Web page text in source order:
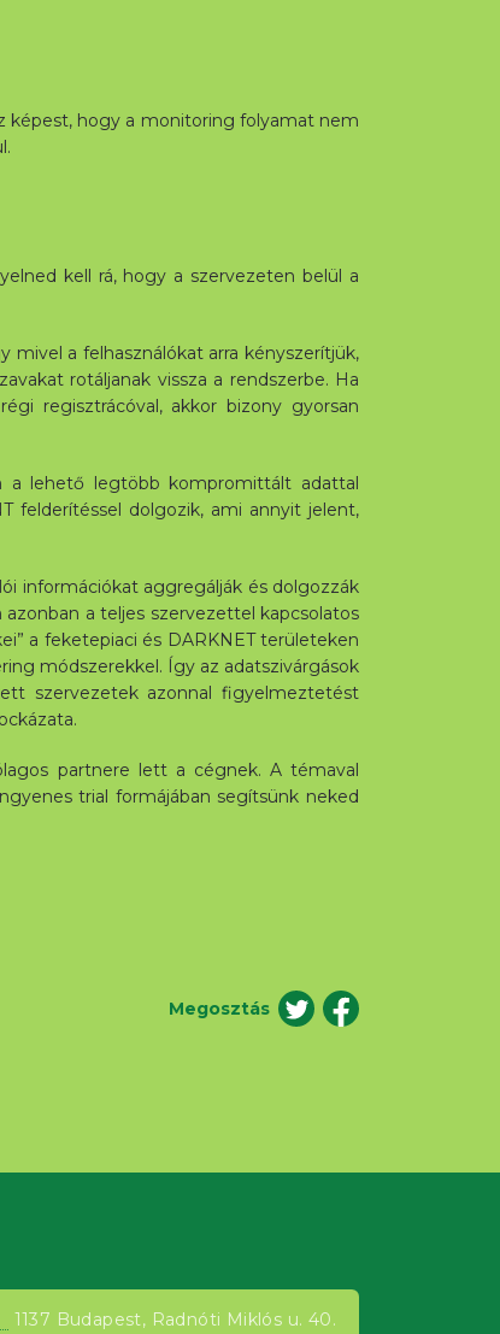
képest, hogy a monitoring folyamat nem
kell rá, hogy a szervezeten belül a
mivel a felhasználókat arra kényszerítjük,
rotáljanak vissza a rendszerbe. Ha
regisztrácóval, akkor bizony gyorsan
a lehető legtöbb kompromittált adattal
felderítéssel dolgozik, ami annyit jelent,
információkat aggregálják és dolgozzák
a teljes szervezettel kapcsolatos
a feketepiaci és DARKNET területeken
módszerekkel. Így az adatszivárgások
szervezetek azonnal figyelmeztetést
partnere lett a cégnek. A témaval
trial formájában segítsünk neked
Megosztás
1137 Budapest, Radnóti Miklós u. 40.